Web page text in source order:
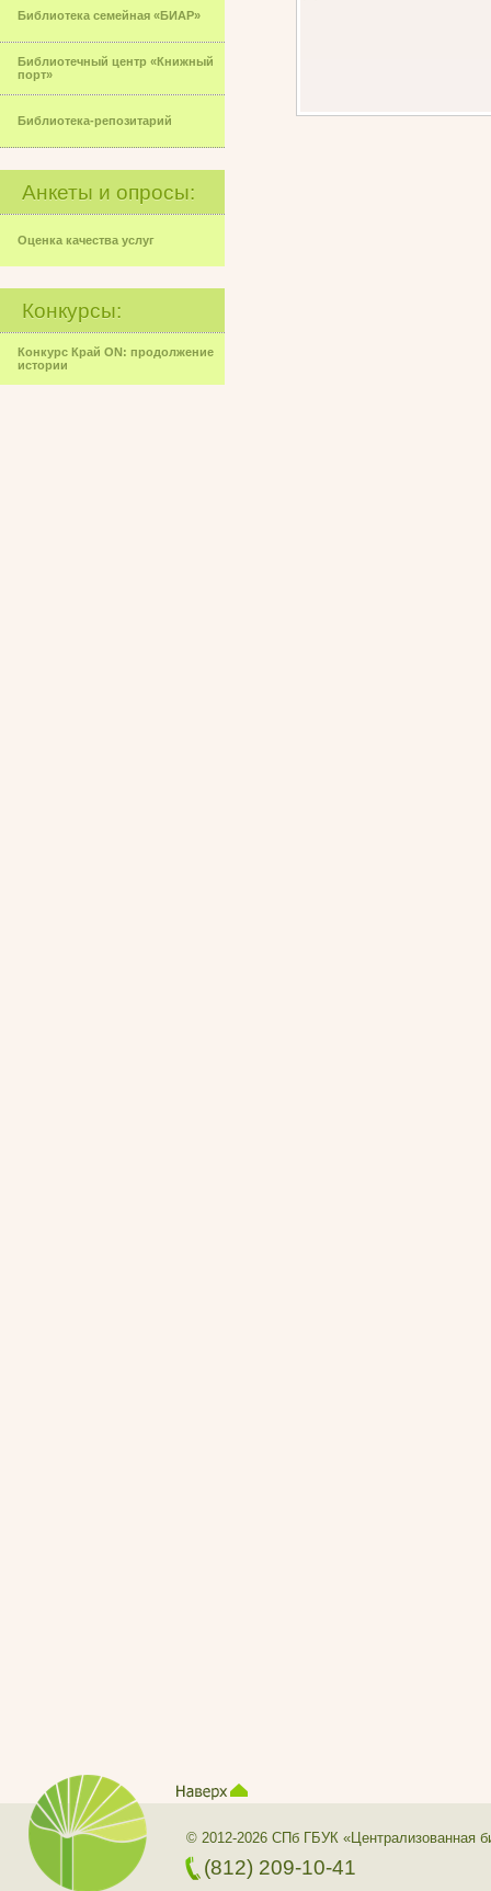
Библиотека семейная «БИАР»
Библиотечный центр «Книжный
порт»
Библиотека-репозитарий
Анкеты и опросы:
Оценка качества услуг
Конкурсы:
Конкурс Край ON: продолжение
истории
© 2012-2026 СПб ГБУК «Централизованная
(812) 209-10-41